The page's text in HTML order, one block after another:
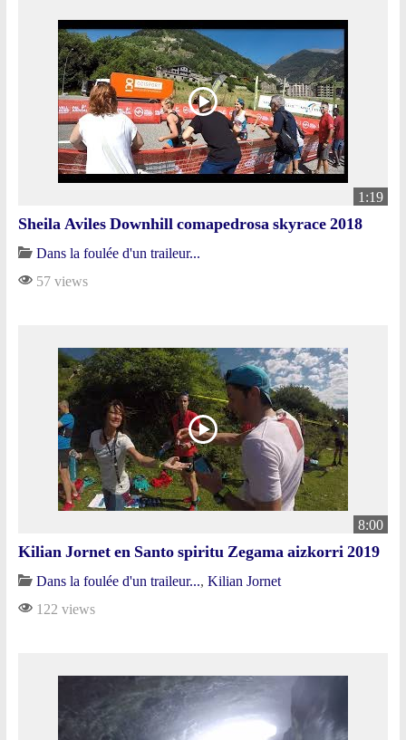
1:19
Sheila Aviles Downhill comapedrosa skyrace 2018
Dans la foulée d'un traileur...
57 views
8:00
Kilian Jornet en Santo spiritu Zegama aizkorri 2019
Dans la foulée d'un traileur...
Kilian Jornet
122 views